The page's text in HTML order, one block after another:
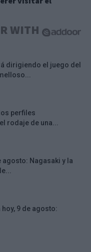
WITH
dirigiendo el juego del
perfiles
rodaje de una...
agosto: Nagasaki y la
hoy, 9 de agosto: